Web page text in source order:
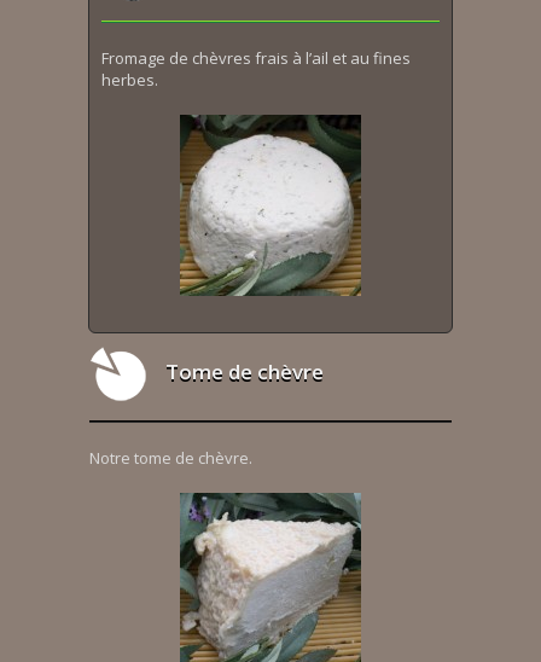
Fromage de chèvres frais à l’ail et au fines
herbes.
Tome de chèvre
Notre tome de chèvre.